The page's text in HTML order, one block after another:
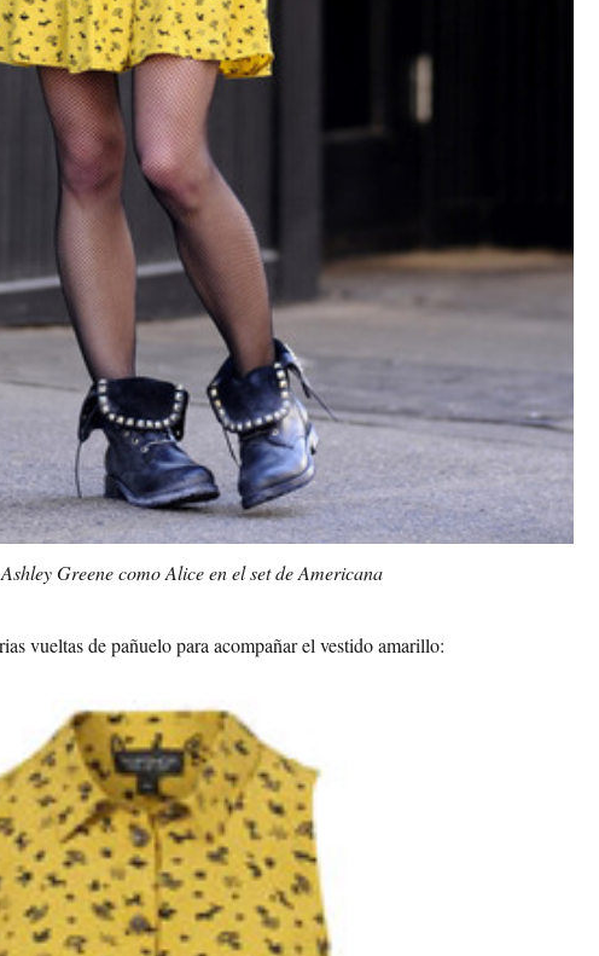
Greene como Alice en el set de Americana
vueltas de pañuelo para acompañar el vestido amarillo: